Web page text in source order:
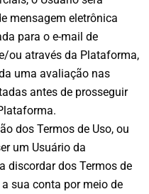
mensagem eletrônica
para o e-mail de
ou através da Plataforma,
uma avaliação nas
antes de prosseguir
dos Termos de Uso, ou
um Usuário da
discordar dos Termos de
sua conta por meio de